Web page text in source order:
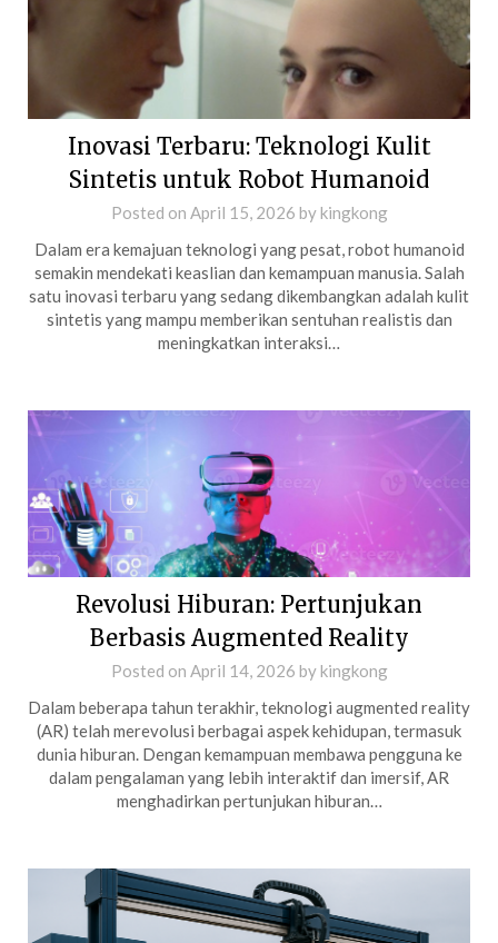
Inovasi Terbaru: Teknologi Kulit
Sintetis untuk Robot Humanoid
Posted on April 15, 2026 bykingkong
Dalam era kemajuan teknologi yang pesat, robot humanoid
semakin mendekati keaslian dan kemampuan manusia. Salah
satu inovasi terbaru yang sedang dikembangkan adalah kulit
sintetis yang mampu memberikan sentuhan realistis dan
meningkatkan interaksi…
Revolusi Hiburan: Pertunjukan
Berbasis Augmented Reality
Posted on April 14, 2026 bykingkong
Dalam beberapa tahun terakhir, teknologi augmented reality
(AR) telah merevolusi berbagai aspek kehidupan, termasuk
dunia hiburan. Dengan kemampuan membawa pengguna ke
dalam pengalaman yang lebih interaktif dan imersif, AR
menghadirkan pertunjukan hiburan…